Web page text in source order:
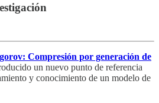
Compresión por generación de
un nuevo punto de referencia
y conocimiento de un modelo de